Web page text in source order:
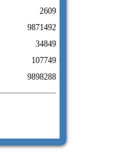
2609
9871492
34849
107749
9898288